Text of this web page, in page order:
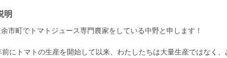
明
市町でトマトジュース専門農家をしている中野と申します！
前にトマトの生産を開始して以来、わたしたちは大量生産ではなく